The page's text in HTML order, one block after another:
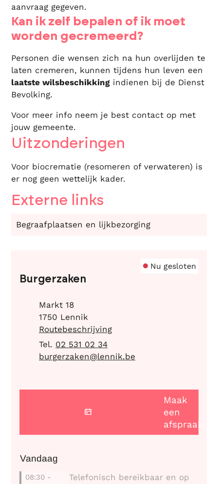
aanvraag gegeven.
Kan ik zelf bepalen of ik moet
worden gecremeerd?
Personen die wensen zich na hun overlijden te
laten cremeren, kunnen tijdens hun leven een
laatste wilsbeschikking indienen bij de Dienst
Bevolking.
Voor meer info neem je best contact op met
jouw gemeente.
Uitzonderingen
Voor biocrematie (resomeren of verwateren) is
er nog geen wettelijk kader.
Externe links
Begraafplaatsen en lijkbezorging
Burgerzaken
Nu gesloten
AdresMarkt 18
,1750 Lennik
Routebeschrijving
02 531 02 34
E-mailburgerzaken@lennik.be
Maak
een
afspraak
Vandaag
08:30 -
Telefonisch bereikbaar en op